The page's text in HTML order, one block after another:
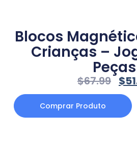
Blocos
Crianças –
Peças
$67.99 $
Comprar Produto